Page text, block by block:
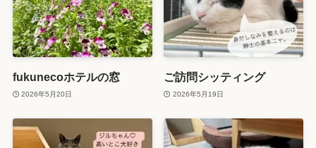
fukunecoホテルの窓
2026年5月20日
ご訪問シッティング
2026年5月19日